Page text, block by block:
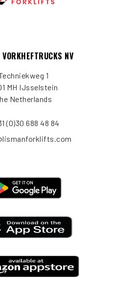
NV
1
MH IJsselstein
Netherlands
(0)30 688 48 84